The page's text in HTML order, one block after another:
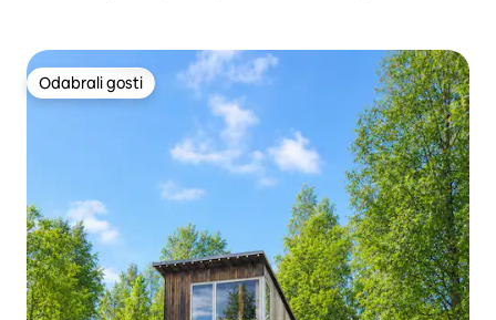
Odabrali gosti
Odabrali gosti